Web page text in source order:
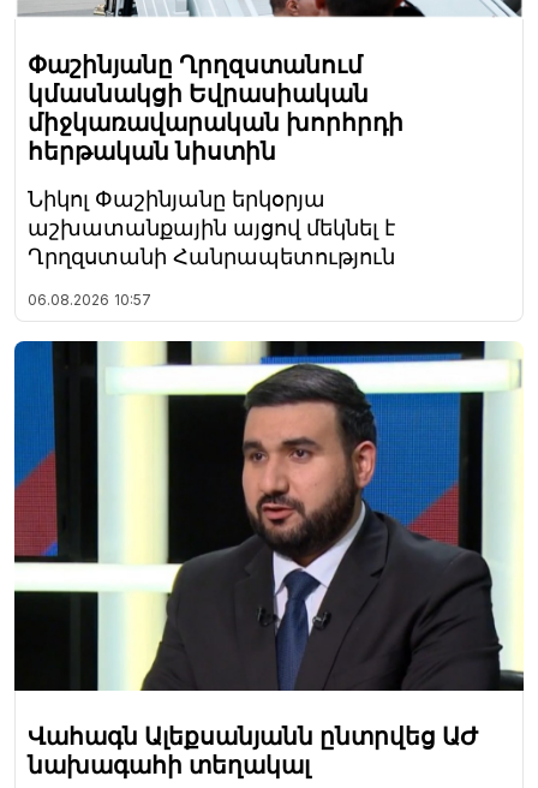
Փաշինյանը Ղրղզստանում
կմասնակցի Եվրասիական
միջկառավարական խորհրդի
հերթական նիստին
Նիկոլ Փաշինյանը երկօրյա
աշխատանքային այցով մեկնել է
Ղրղզստանի Հանրապետություն
06.08.2026 10:57
Վահագն Ալեքսանյանն ընտրվեց ԱԺ
նախագահի տեղակալ